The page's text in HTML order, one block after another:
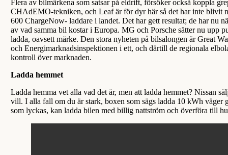
Flera av bilmärkena som satsar på eldrift, försöker också koppla
CHAdEMO-tekniken, och Leaf är för dyr här så det har inte blivit
600 ChargeNow- laddare i landet. Det har gett resultat; de har nu
av vad samma bil kostar i Europa. MG och Porsche sätter nu upp
ladda, oavsett märke. Den stora nyheten på bilsalongen är Great
och Energimarknadsinspektionen i ett, och därtill de regionala
kontroll över marknaden.
Ladda hemmet
Ladda hemma vet alla vad det är, men att ladda hemmet? Nissan
vill. I alla fall om du är stark, boxen som sägs ladda 10 kWh väger
som lyckas, kan ladda bilen med billig nattström och överföra till